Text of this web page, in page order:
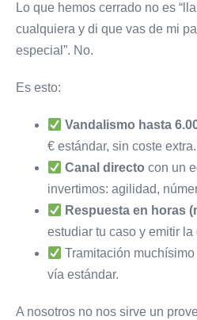
Lo que hemos cerrado no es
cualquiera y di que vas de mi
especial”. No.
Es esto:
Vandalismo hasta
€ estándar, sin coste extra.
Canal directo con un
invertimos: agilidad,
Respuesta en horas
estudiar tu caso y emitir la
Tramitación
vía estándar.
A nosotros no nos sirve un